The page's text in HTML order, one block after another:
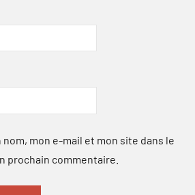
mon e-mail et mon site dans le
prochain commentaire.